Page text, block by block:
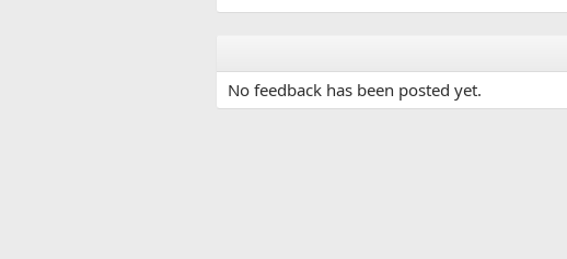
No feedback has been posted yet.